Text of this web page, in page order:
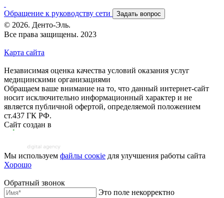
Обращение к руководству сети Задать вопрос
© 2026. Денто-Эль.
Все права защищены. 2023
Карта сайта
Независимая оценка качества условий оказания услуг
медицинскими организациями
Обращаем ваше внимание на то, что данный интернет-сайт
носит исключительно информационный характер и не
является публичной офертой, определяемой положением
ст.437 ГК РФ.
Сайт создан в
Мы используем файлы соoкіе для улучшения работы сайта
Хорошо
Обратный звонок
Это поле некорректно